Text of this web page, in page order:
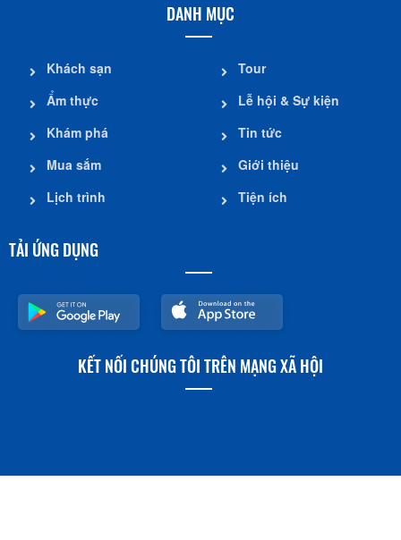
DANH MỤC
Khách sạn
Ẩm thực
Khám phá
Mua sắm
Lịch trình
Tour
Lễ hội & Sự kiện
Tin tức
Giới thiệu
Tiện ích
TẢI ỨNG DỤNG
KẾT NỐI CHÚNG TÔI TRÊN MẠNG XÃ HỘI